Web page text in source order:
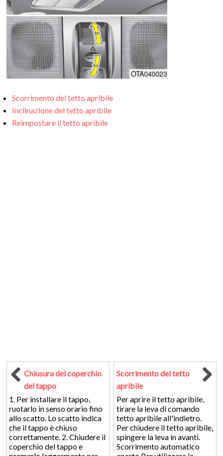
Scorrimento del tetto apribile
Inclinazione del tetto apribile
Reimpostare il tetto apribile
Chiusura del coperchio
del tappo
1. Per installare il tappo,
ruotarlo in senso orario fino
allo scatto. Lo scatto indica
che il tappo è chiuso
correttamente. 2. Chiudere il
coperchio del tappo e
Scorrimento del tetto
apribile
Per aprire il tetto apribile,
tirare la leva di comando
tetto apribile all'indietro.
Per chiudere il tetto apribile,
spingere la leva in avanti.
Scorrimento automatico